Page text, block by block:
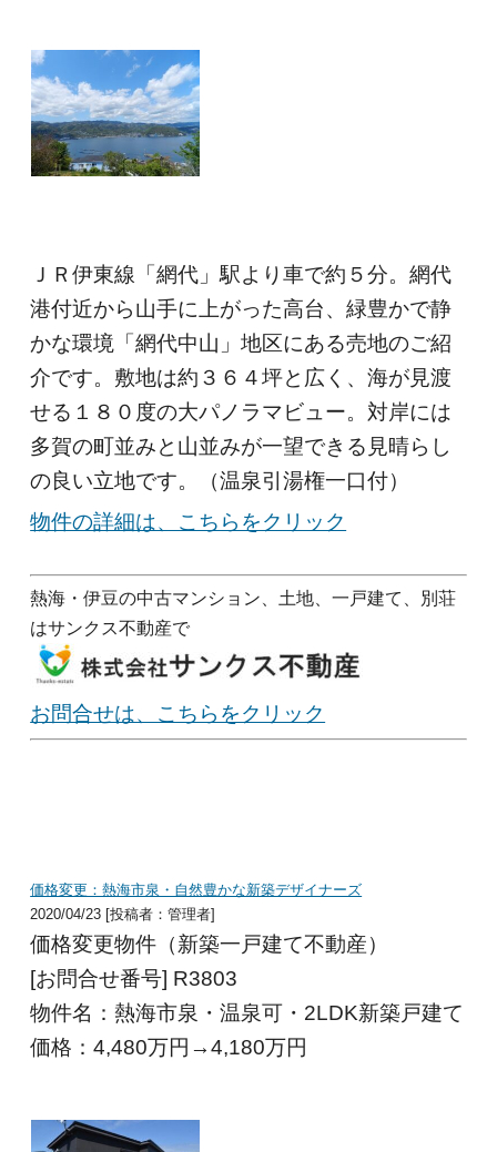
ＪＲ伊東線「網代」駅より車で約５分。網代
港付近から山手に上がった高台、緑豊かで静
かな環境「網代中山」地区にある売地のご紹
介です。敷地は約３６４坪と広く、海が見渡
せる１８０度の大パノラマビュー。対岸には
多賀の町並みと山並みが一望できる見晴らし
の良い立地です。（温泉引湯権一口付）
物件の詳細は、こちらをクリック
熱海・伊豆の中古マンション、土地、一戸建て、別荘
はサンクス不動産で
お問合せは、こちらをクリック
価格変更：熱海市泉・自然豊かな新築デザイナーズ
2020/04/23 [投稿者：管理者]
価格変更物件（新築一戸建て不動産）
[お問合せ番号] R3803
物件名：熱海市泉・温泉可・2LDK新築戸建て
価格：4,480万円→4,180万円